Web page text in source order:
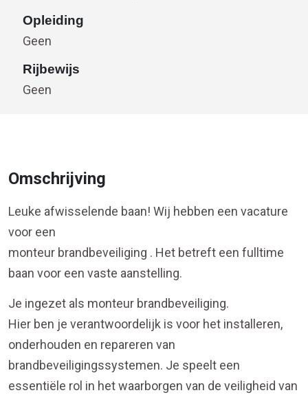
Opleiding
Geen
Rijbewijs
Geen
Omschrijving
Leuke afwisselende baan! Wij hebben een vacature
voor een
monteur brandbeveiliging . Het betreft een fulltime
baan voor een vaste aanstelling.
Je ingezet als monteur brandbeveiliging.
Hier ben je verantwoordelijk is voor het installeren,
onderhouden en repareren van
brandbeveiligingssystemen. Je speelt een
essentiële rol in het waarborgen van de veiligheid van